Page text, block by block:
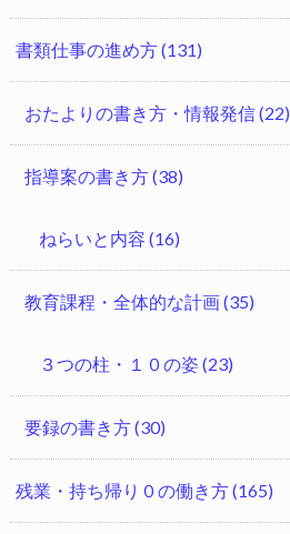
書類仕事の進め方(131)
おたよりの書き方・情報発信(22)
指導案の書き方(38)
ねらいと内容 (16)
教育課程・全体的な計画(35)
３つの柱・１０の姿(23)
要録の書き方(30)
残業・持ち帰り０の働き方(165)